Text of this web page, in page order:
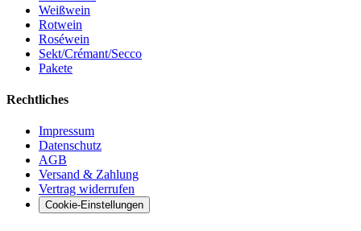
Weißwein
Rotwein
Roséwein
Sekt/Crémant/Secco
Pakete
Rechtliches
Impressum
Datenschutz
AGB
Versand & Zahlung
Vertrag widerrufen
Cookie-Einstellungen